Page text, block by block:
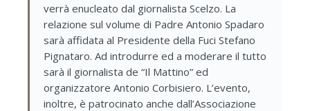
verrà enucleato dal giornalista Scelzo. La
relazione sul volume di Padre Antonio Spadaro
sarà affidata al Presidente della Fuci Stefano
Pignataro. Ad introdurre ed a moderare il tutto
sarà il giornalista de “Il Mattino” ed
organizzatore Antonio Corbisiero. L’evento,
inoltre, è patrocinato anche dall’Associazione